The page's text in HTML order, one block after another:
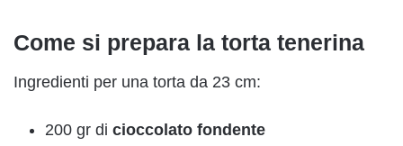
Come si prepara la torta tenerina
Ingredienti per una torta da 23 cm:
200 gr di cioccolato fondente